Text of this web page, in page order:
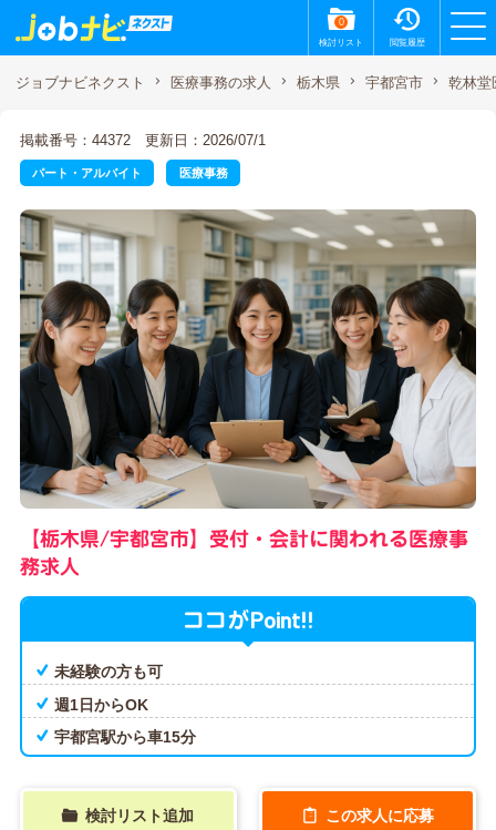
0
検討リスト 閲覧履歴
ジョブナビネクスト 医療事務の求人 栃木県 宇都宮市 乾林堂
掲載番号：44372 更新日：2026/07/1
パート・アルバイト 医療事務
【栃木県/宇都宮市】受付・会計に関われる医療事
務求人
ココがPoint!!
未経験の方も可
週1日からOK
宇都宮駅から車15分
検討リスト追加 この求人に応募